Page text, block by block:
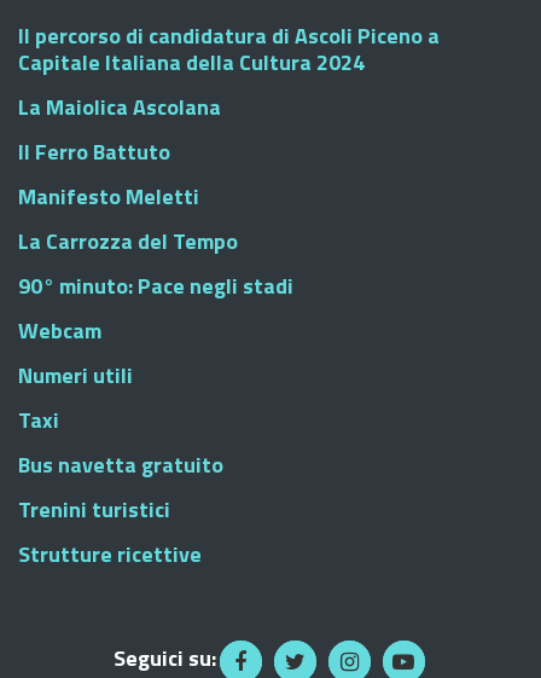
Il percorso di candidatura di Ascoli Piceno a
Capitale Italiana della Cultura 2024
La Maiolica Ascolana
Il Ferro Battuto
Manifesto Meletti
La Carrozza del Tempo
90° minuto: Pace negli stadi
Webcam
Numeri utili
Taxi
Bus navetta gratuito
Trenini turistici
Strutture ricettive
Seguici su: